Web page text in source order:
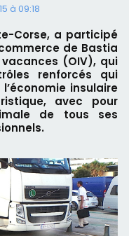
à 09:18
Corse, a participé
de Bastia
(OIV), qui
renforcés qui
insulaire
avec pour
de tous ses